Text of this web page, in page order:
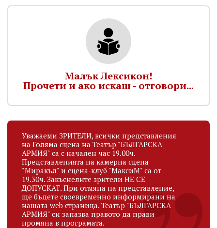
Малък Лексикон!
Прочети и ако искаш - отговори...
Уважаеми ЗРИТЕЛИ, всички представления
на Голяма сцена на Театър "БЪЛГАРСКА
АРМИЯ" са с начален час 19.00ч.
Представленията на камерна сцена
"Миракъл" и сцена-клуб "МаксиМ" са от
19.30ч. Закъснелите зрители НЕ СЕ
ДОПУСКАТ. При отмяна на представление,
ще бъдете своевременно информирани на
нашата web страница. Театър "БЪЛГАРСКА
АРМИЯ" си запазва правото да прави
промяна в програмата.